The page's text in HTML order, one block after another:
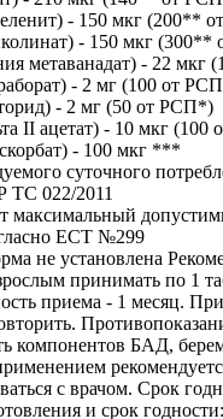
- 150 мкг (200**
- 150 мкг
метаванадат) - 22
- 2 мг (100 от
- 2 мг (50 от РСП*)
II ацетат) - 10 мкг
- 100 мкг ***
суточного
ТС 022/2011
максимальный
ЕСТ №299
не установлена
принимать по 1
приема - 1 месяц.
компонентов БАД,
с врачом. Срок
и срок